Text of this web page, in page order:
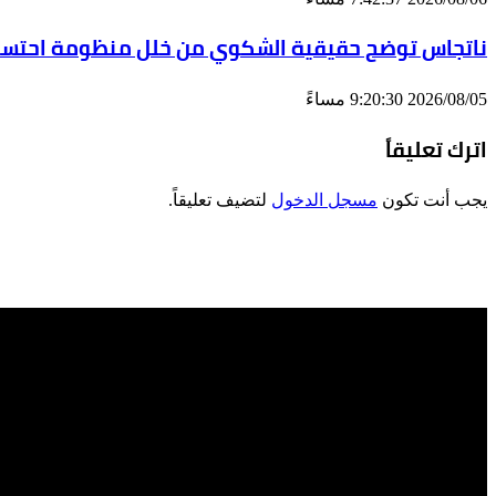
ناتجاس توضح حقيقية الشكوي من خلل منظومة
2026/08/05 9:20:30 مساءً
اترك تعليقاً
يجب أنت تكون مسجل الدخول لتضيف تعليقاً.